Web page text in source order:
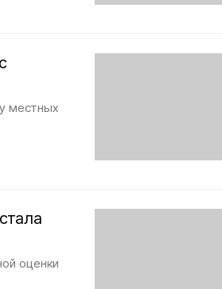
местных
оценки